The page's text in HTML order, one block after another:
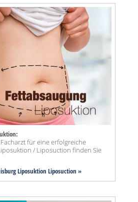
für eine erfolgreiche
/ Liposuction finden Sie
Liposuktion Liposuction »